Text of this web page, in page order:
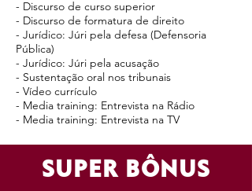
- Discurso de curso superior
- Discurso de formatura de direito
- Jurídico: Júri pela defesa (Defensoria
Pública)
- Jurídico: Júri pela acusação
- Sustentação oral nos tribunais
- Vídeo currículo
- Media training: Entrevista na Rádio
- Media training: Entrevista na TV
SUPER BÔNUS